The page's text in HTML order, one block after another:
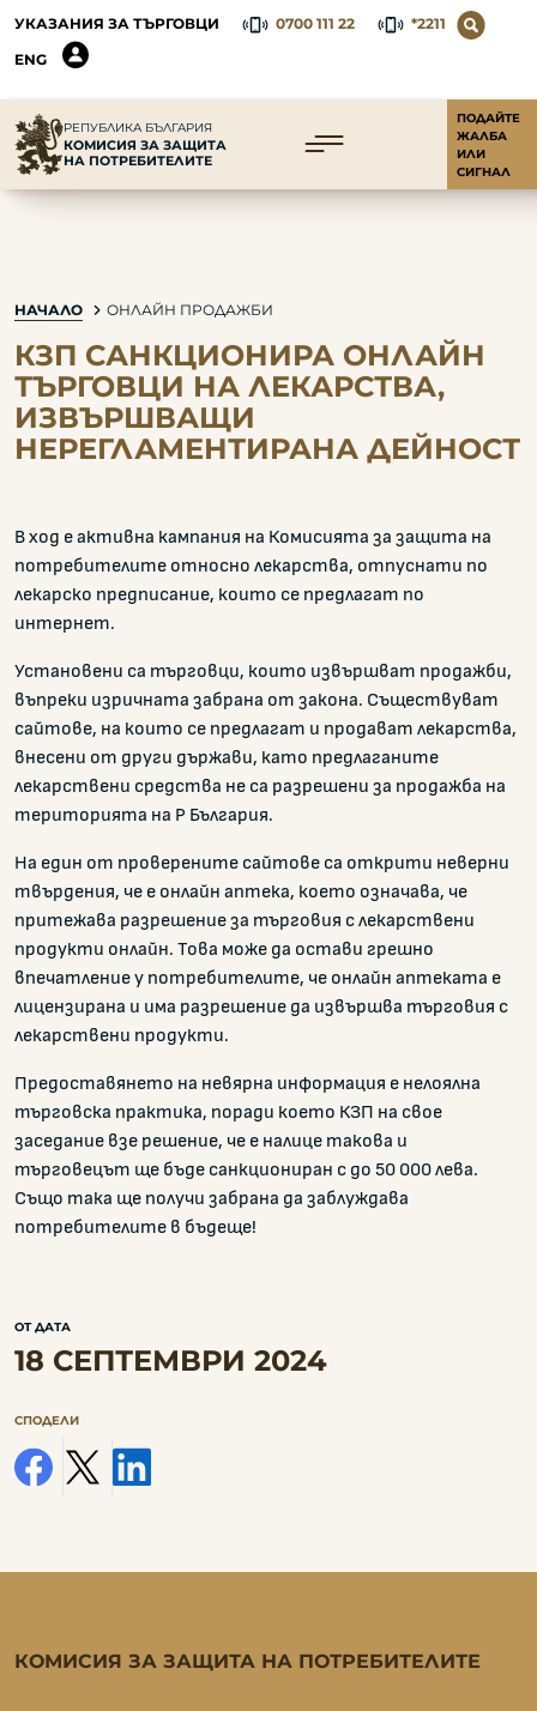
УКАЗАНИЯ ЗА ТЪРГОВЦИ 0700 111 22
*2211
ENG
РЕПУБЛИКА БЪЛГАРИЯ
КОМИСИЯ ЗА ЗАЩИТА
НА ПОТРЕБИТЕЛИТЕ
ПОДАЙТЕ
ЖАЛБА
ИЛИ
СИГНАЛ
НАЧАЛО ОНЛАЙН ПРОДАЖБИ
КЗП САНКЦИОНИРА ОНЛАЙН
ТЪРГОВЦИ НА ЛЕКАРСТВА,
ИЗВЪРШВАЩИ
НЕРЕГЛАМЕНТИРАНА ДЕЙНОСТ
В ход е активна кампания на Комисията за защита на
потребителите относно лекарства, отпуснати по
лекарско предписание, които се предлагат по
интернет.
Установени са търговци, които извършват продажби,
въпреки изричната забрана от закона. Съществуват
сайтове, на които се предлагат и продават лекарства,
внесени от други държави, като предлаганите
лекарствени средства не са разрешени за продажба на
територията на Р България.
На един от проверените сайтове са открити неверни
твърдения, че е онлайн аптека, което означава, че
притежава разрешение за търговия с лекарствени
продукти онлайн. Това може да остави грешно
впечатление у потребителите, че онлайн аптеката е
лицензирана и има разрешение да извършва търговия с
лекарствени продукти.
Предоставянето на невярна информация е нелоялна
търговска практика, поради което КЗП на свое
заседание взе решение, че е налице такова и
търговецът ще бъде санкциониран с до 50 000 лева.
Също така ще получи забрана да заблуждава
потребителите в бъдеще!
ОТ ДАТА
18 СЕПТЕМВРИ 2024
СПОДЕЛИ
facebook
x linkedin
КОМИСИЯ ЗА ЗАЩИТА НА ПОТРЕБИТЕЛИТЕ